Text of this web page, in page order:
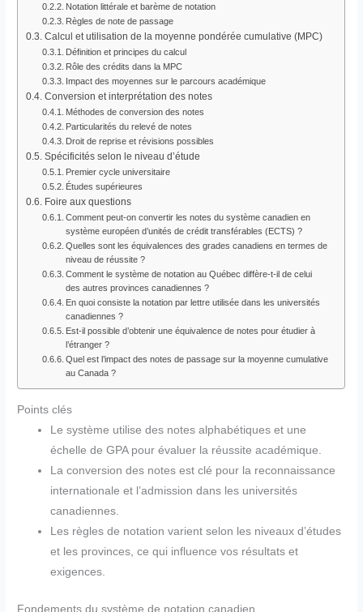
Notation littérale et barème de notation
Règles de note de passage
Calcul et utilisation de la moyenne pondérée cumulative (MPC)
Définition et principes du calcul
Rôle des crédits dans la MPC
Impact des moyennes sur le parcours académique
Conversion et interprétation des notes
Méthodes de conversion des notes
Particularités du relevé de notes
Droit de reprise et révisions possibles
Spécificités selon le niveau d’étude
Premier cycle universitaire
Études supérieures
Foire aux questions
Comment peut-on convertir les notes du système canadien en
système européen d’unités de crédit transférables (ECTS) ?
Quelles sont les équivalences des grades canadiens en termes de
niveau de réussite ?
Comment le système de notation au Québec diffère-t-il de celui
des autres provinces canadiennes ?
En quoi consiste la notation par lettre utilisée dans les universités
canadiennes ?
Est-il possible d’obtenir une équivalence de notes pour étudier à
l’étranger ?
Quel est l’impact des notes de passage sur la moyenne cumulative
au Canada ?
Points clés
Le système utilise des notes alphabétiques et une
échelle de GPA pour évaluer la réussite académique.
La conversion des notes est clé pour la reconnaissance
internationale et l’admission dans les universités
canadiennes.
Les règles de notation varient selon les niveaux d’études
et les provinces, ce qui influence vos résultats et
exigences.
Fondements du système de notation canadien